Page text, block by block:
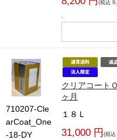
(税込
-
710207-Cle
arCoat_One
-18-DY
クリアコート
ヶ月
１８Ｌ
31,000 円 (税